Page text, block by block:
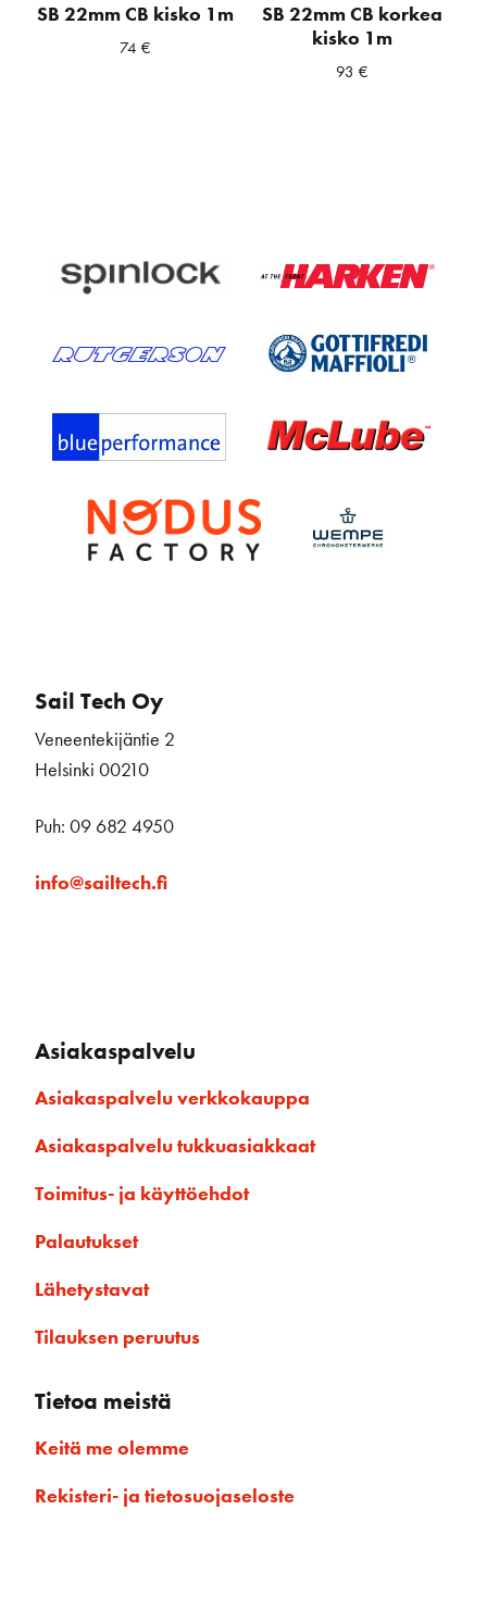
SB 22mm CB kisko 1m
74 €
SB 22mm CB korkea
kisko 1m
93 €
Sail Tech Oy
Veneentekijäntie 2
Helsinki 00210
Puh: 09 682 4950
info@sailtech.fi
Asiakaspalvelu
Asiakaspalvelu verkkokauppa
Asiakaspalvelu tukkuasiakkaat
Toimitus- ja käyttöehdot
Palautukset
Lähetystavat
Tilauksen peruutus
Tietoa meistä
Keitä me olemme
Rekisteri- ja tietosuojaseloste